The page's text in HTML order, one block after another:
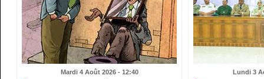
Mardi 4 Août 2026 - 12:40 Lundi 3